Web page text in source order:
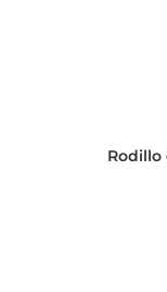
Rodillo